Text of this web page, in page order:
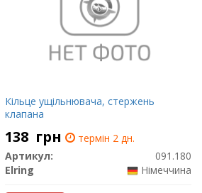
Кільце ущільнювача, стержень
клапана
138 грн
термін 2 дн.
Артикул:
091.180
Elring
Німеччина